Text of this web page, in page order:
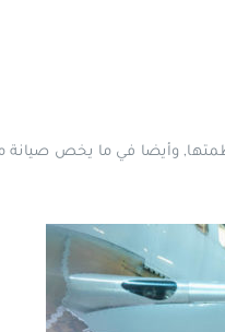
وأيضا في ما يخص صيانة